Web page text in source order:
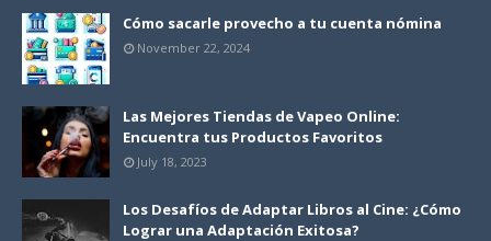
Cómo sacarle provecho a tu cuenta nómina
November 22, 2024
Las Mejores Tiendas de Vapeo Online:
Encuentra tus Productos Favoritos
July 18, 2023
Los Desafíos de Adaptar Libros al Cine: ¿Cómo
Lograr una Adaptación Exitosa?